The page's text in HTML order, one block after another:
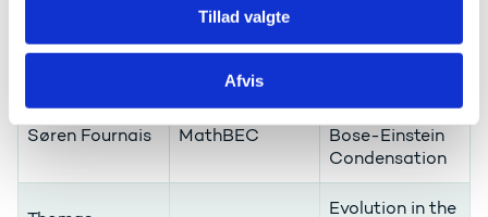
Tillad valgte
Afvis
CHORDS
Distributed
Søren Fournais MathBEC
Mathematics of
Bose-Einstein
Condensation
Evolution in the